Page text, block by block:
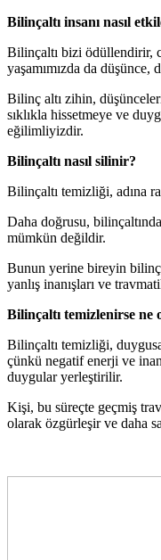
Bilinçaltı insanı nasıl
Bilinçaltı bizi ödüllendirir,
yaşamımızda da düşünce,
Bilinç altı zihin,
sıklıkla hissetmeye ve
eğilimliyizdir.
Bilinçaltı nasıl silinir?
Bilinçaltı temizliği, adına
Daha doğrusu,
mümkün değildir.
Bunun yerine bireyin
yanlış inanışları ve
Bilinçaltı temizlenirse ne
Bilinçaltı temizliği,
çünkü negatif enerji ve
duygular yerleştirilir.
Kişi, bu süreçte geçmiş
olarak özgürleşir ve daha